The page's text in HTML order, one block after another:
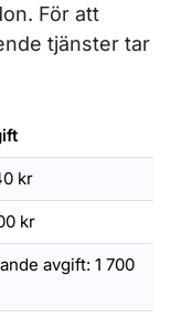
För att
tjänster tar
kr
kr
avgift: 1 700